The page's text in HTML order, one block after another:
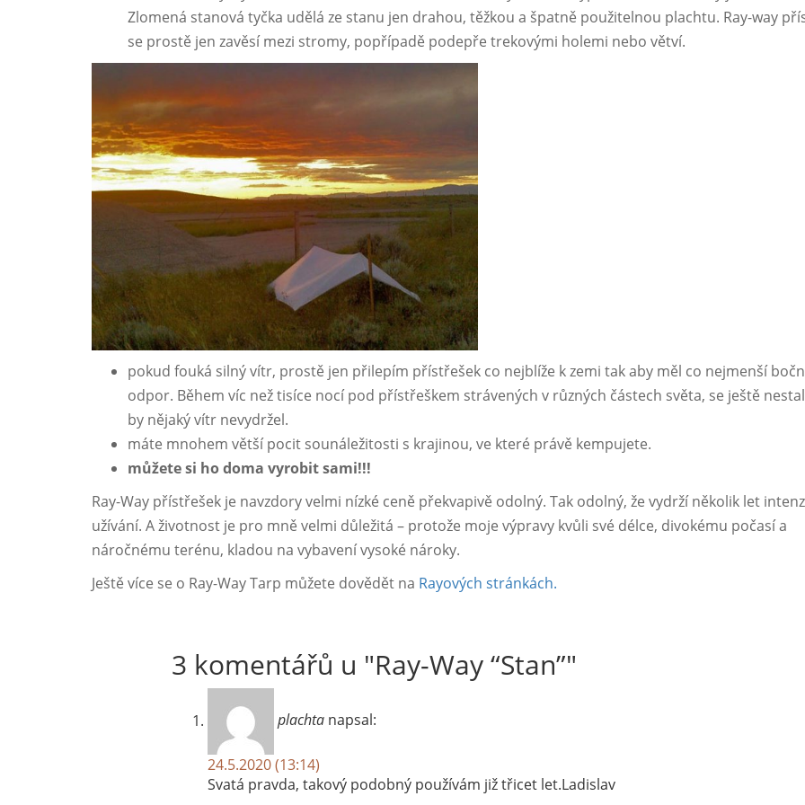
Zlomená stanová tyčka udělá ze stanu jen drahou, těžkou a špatně použitelnou plachtu. Ray-way
se prostě jen zavěsí mezi stromy, popřípadě podepře trekovými holemi nebo větví.
pokud fouká silný vítr, prostě jen přilepím přístřešek co nejblíže k zemi tak aby měl co nejmenší
odpor. Během víc než tisíce nocí pod přístřeškem strávených v různých částech světa, se ještě
by nějaký vítr nevydržel.
máte mnohem větší pocit sounáležitosti s krajinou, ve které právě kempujete.
můžete si ho doma vyrobit sami!!!
Ray-Way přístřešek je navzdory velmi nízké ceně překvapivě odolný. Tak odolný, že vydrží několik let
užívání. A životnost je pro mně velmi důležitá – protože moje výpravy kvůli své délce, divokému počasí a
náročnému terénu, kladou na vybavení vysoké nároky.
Ještě více se o Ray-Way Tarp můžete dovědět na Rayových stránkách.
3 komentářů u "Ray-Way “Stan”"
plachta napsal:
24.5.2020 (13:14)
Svatá pravda, takový podobný používám již třicet let.Ladislav